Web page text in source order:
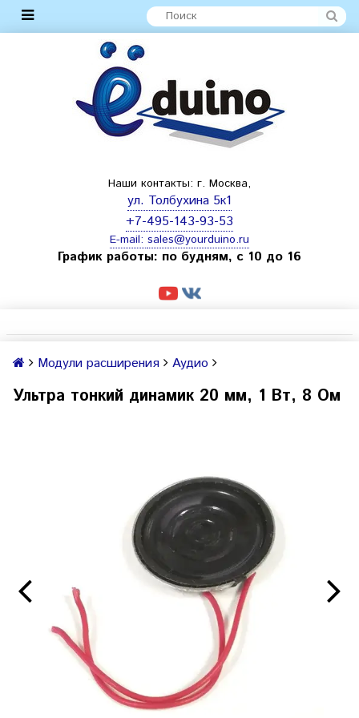
Наши контакты: г. Москва,
ул. Толбухина 5к1
+7-495-143-93-53
E-mail: sales@yourduino.ru
График работы: по будням, с 10 до 16
Модули расширения Аудио
Ультра тонкий динамик 20 мм, 1 Вт, 8 Ом